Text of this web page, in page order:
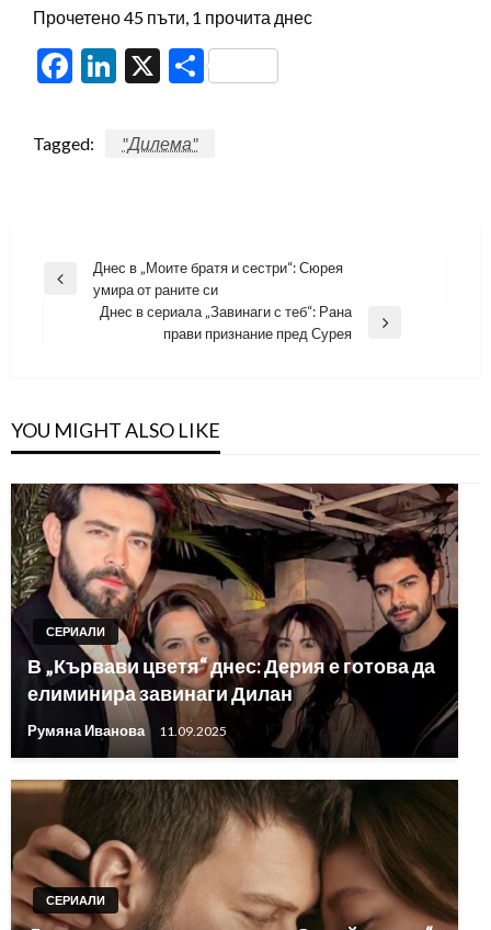
Прочетено 45 пъти, 1 прочита днес
Facebook
LinkedIn
X Share
Tagged: "Дилема"
Навигация
Previous
Днес в „Моите братя и сестри“: Сюрея
умира от раните си
Днес в сериала „Завинаги с теб“: Рана
прави признание пред Сурея
YOU MIGHT ALSO LIKE
СЕРИАЛИ
В „Кървави цветя“ днес: Дерия е готова да
елиминира завинаги Дилан
Румяна Иванова 11.09.2025
СЕРИАЛИ